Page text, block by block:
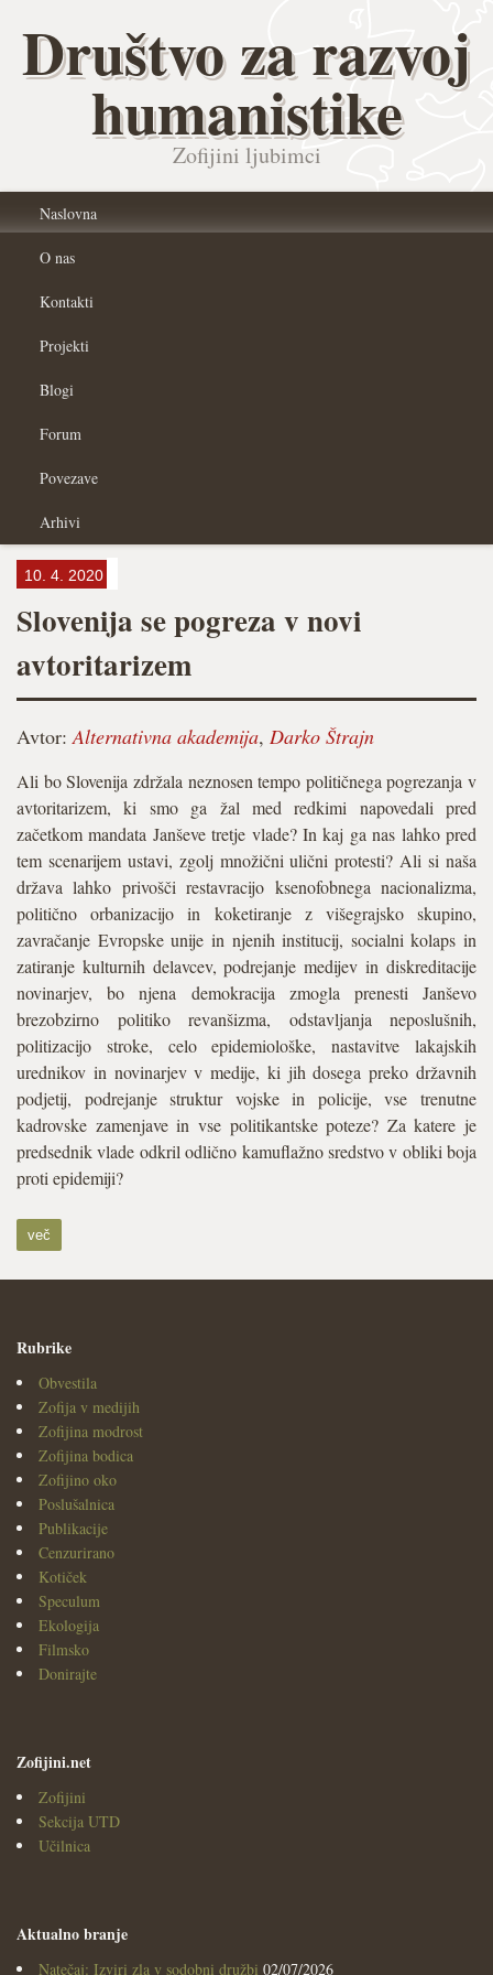
Društvo za razvoj
humanistike
Zofijini ljubimci
Naslovna
O nas
Kontakti
Projekti
Blogi
Forum
Povezave
Arhivi
10. 4. 2020
Slovenija se pogreza v novi
avtoritarizem
Avtor:Alternativna akademija, Darko Štrajn
Ali bo Slovenija zdržala neznosen tempo političnega pogrezanja v
avtoritarizem, ki smo ga žal med redkimi napovedali pred
začetkom mandata Janševe tretje vlade? In kaj ga nas lahko pred
tem scenarijem ustavi, zgolj množični ulični protesti? Ali si naša
država lahko privošči restavracijo ksenofobnega nacionalizma,
politično orbanizacijo in koketiranje z višegrajsko skupino,
zavračanje Evropske unije in njenih institucij, socialni kolaps in
zatiranje kulturnih delavcev, podrejanje medijev in diskreditacije
novinarjev, bo njena demokracija zmogla prenesti Janševo
brezobzirno politiko revanšizma, odstavljanja neposlušnih,
politizacijo stroke, celo epidemiološke, nastavitve lakajskih
urednikov in novinarjev v medije, ki jih dosega preko državnih
podjetij, podrejanje struktur vojske in policije, vse trenutne
kadrovske zamenjave in vse politikantske poteze? Za katere je
predsednik vlade odkril odlično kamuflažno sredstvo v obliki boja
proti epidemiji?
več
Rubrike
Obvestila
Zofija v medijih
Zofijina modrost
Zofijina bodica
Zofijino oko
Poslušalnica
Publikacije
Cenzurirano
Kotiček
Speculum
Ekologija
Filmsko
Donirajte
Zofijini.net
Zofijini
Sekcija UTD
Učilnica
Aktualno branje
Natečaj: Izviri zla v sodobni družbi 02/07/2026